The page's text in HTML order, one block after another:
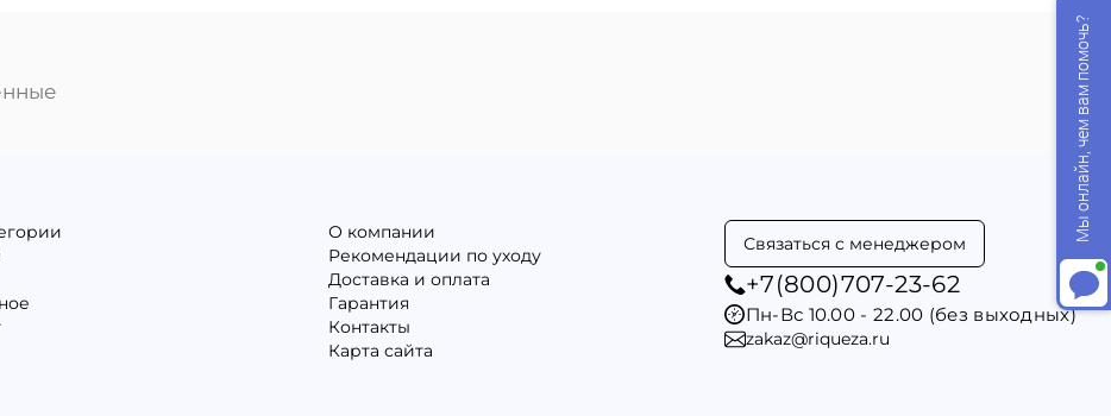
О компании
Рекомендации по уходу
Доставка и оплата
Гарантия
Контакты
Карта сайта
Связаться с менеджером
+7(800)707-23-62
Пн-Вс 10.00 - 22.00 (без выходных)
zakaz@riqueza.ru
Мы онлайн, чем вам помочь?